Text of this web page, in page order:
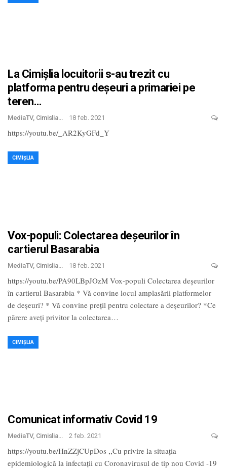
La Cimișlia locuitorii s-au trezit cu
platforma pentru deșeuri a primariei pe
teren…
MediaTV, Cimislia 18 feb. 2021
https://youtu.be/_AR2KyGFd_Y
CIMIȘLIA
Vox-populi: Colectarea deșeurilor în
cartierul Basarabia
MediaTV, Cimislia 18 feb. 2021
https://youtu.be/PA90LBpJOzM Vox-populi Colectarea deșeurilor
în cartierul Basarabia * Vă convine locul amplasării platformelor
de deșeuri? * Vă convine prețil pentru colectare a deșeurilor? *Ce
părere aveți privitor la colectarea…
CIMIȘLIA
Comunicat informativ Covid 19
MediaTV, Cimislia 2 feb. 2021
https://youtu.be/HnZZjCUpDos ,,Cu privire la situația
epidemiologică la infectații cu Coronavirusul de tip nou Covid -19